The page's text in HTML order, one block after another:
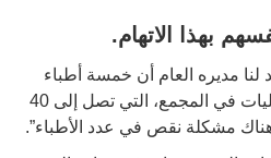
بهذا الاتهام.
مديره العام أن خمسة أطباء
“عدد كاف للإشراف على العمليات في المجمع، التي تصل إلى 40
مشكلة نقص في عدد الأطباء”.